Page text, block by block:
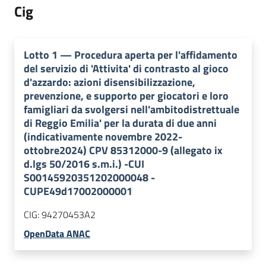
Cig
Lotto 1 — Procedura aperta per l'affidamento
del servizio di 'Attivita' di contrasto al gioco
d'azzardo: azioni disensibilizzazione,
prevenzione, e supporto per giocatori e loro
famigliari da svolgersi nell'ambitodistrettuale
di Reggio Emilia' per la durata di due anni
(indicativamente novembre 2022-
ottobre2024) CPV 85312000-9 (allegato ix
d.lgs 50/2016 s.m.i.) -CUI
S00145920351202000048 -
CUPE49d17002000001
CIG:94270453A2
OpenData ANAC